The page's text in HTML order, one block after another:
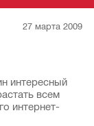
27 марта 2009
интересный
всем
интернет-